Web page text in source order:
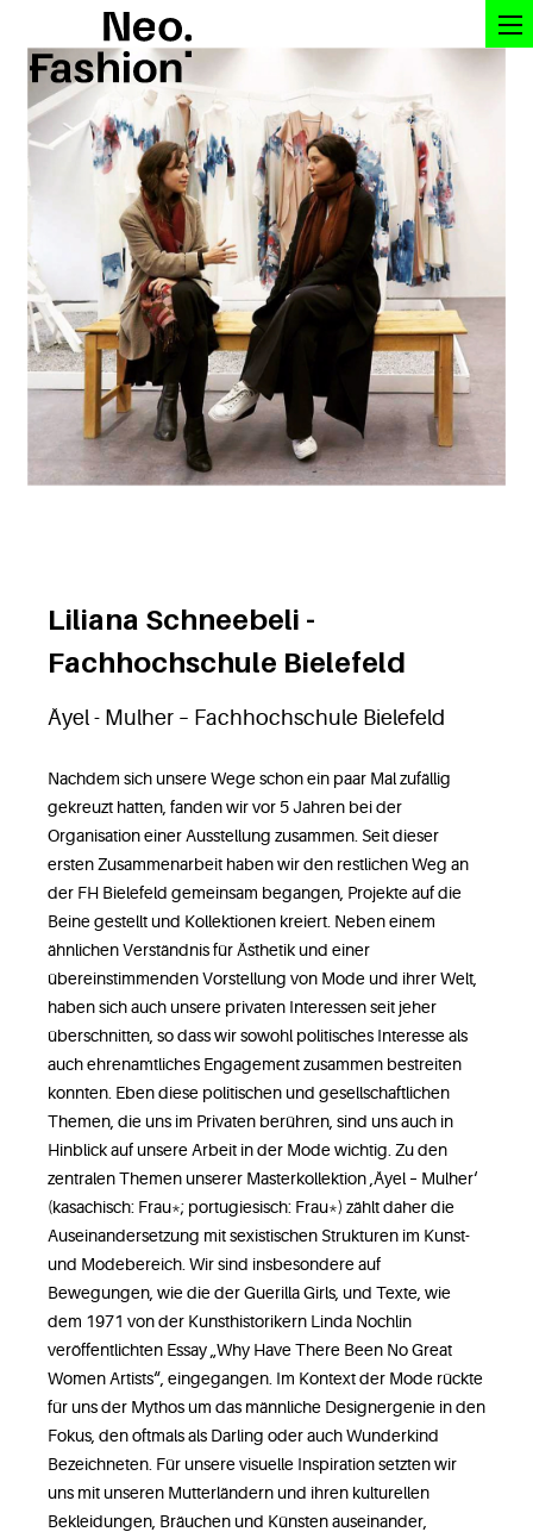
Liliana Schneebeli -
Fachhochschule Bielefeld
Äyel - Mulher – Fachhochschule Bielefeld
Nachdem sich unsere Wege schon ein paar Mal zufällig
gekreuzt hatten, fanden wir vor 5 Jahren bei der
Organisation einer Ausstellung zusammen. Seit dieser
ersten Zusammenarbeit haben wir den restlichen Weg an
der FH Bielefeld gemeinsam begangen, Projekte auf die
Beine gestellt und Kollektionen kreiert. Neben einem
ähnlichen Verständnis für Ästhetik und einer
übereinstimmenden Vorstellung von Mode und ihrer Welt,
haben sich auch unsere privaten Interessen seit jeher
überschnitten, so dass wir sowohl politisches Interesse als
auch ehrenamtliches Engagement zusammen bestreiten
konnten. Eben diese politischen und gesellschaftlichen
Themen, die uns im Privaten berühren, sind uns auch in
Hinblick auf unsere Arbeit in der Mode wichtig. Zu den
zentralen Themen unserer Masterkollektion ‚Äyel – Mulher‘
(kasachisch: Frau*; portugiesisch: Frau*) zählt daher die
Auseinandersetzung mit sexistischen Strukturen im Kunst-
und Modebereich. Wir sind insbesondere auf
Bewegungen, wie die der Guerilla Girls, und Texte, wie
dem 1971 von der Kunsthistorikern Linda Nochlin
veröffentlichten Essay „Why Have There Been No Great
Women Artists“, eingegangen. Im Kontext der Mode rückte
für uns der Mythos um das männliche Designergenie in den
Fokus, den oftmals als Darling oder auch Wunderkind
Bezeichneten. Für unsere visuelle Inspiration setzten wir
uns mit unseren Mutterländern und ihren kulturellen
Bekleidungen, Bräuchen und Künsten auseinander,